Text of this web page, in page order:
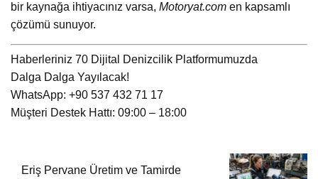
bir kaynağa ihtiyacınız varsa, Motoryat.com en kapsamlı
çözümü sunuyor.
Haberleriniz 70 Dijital Denizcilik Platformumuzda
Dalga Dalga Yayılacak!
WhatsApp: +90 537 432 71 17
Müşteri Destek Hattı: 09:00 – 18:00
Eriş Pervane Üretim ve Tamirde